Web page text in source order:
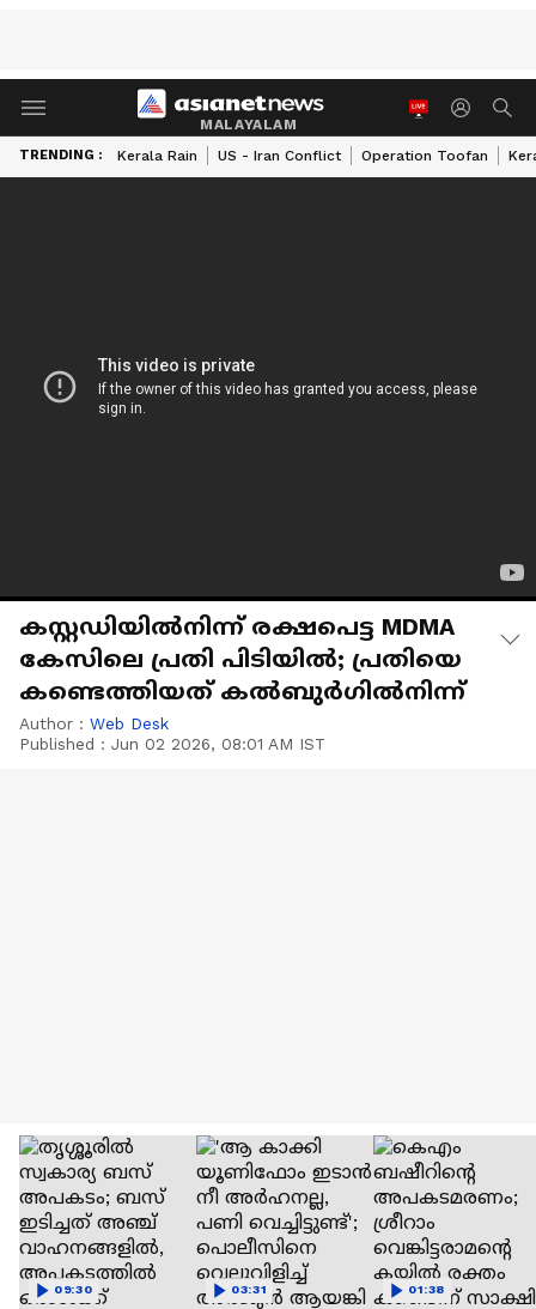
MALAYALAM
TRENDING : Kerala Rain US - Iran Conflict Operation Toofan
കസ്റ്റഡിയിൽനിന്ന് രക്ഷപെട്ട MDMA
കേസിലെ പ്രതി പിടിയിൽ; പ്രതിയെ
കണ്ടെത്തിയത് കൽബുർ​ഗിൽനിന്ന്
Author : Web Desk
Published : Jun 02 2026, 08:01 AM IST
09:30 03:31 01:38